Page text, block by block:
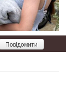
Повідомити